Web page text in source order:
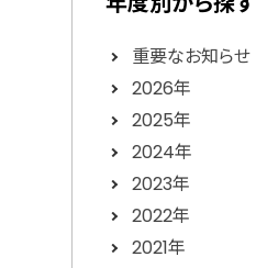
重要なお知らせ
2026年
2025年
2024年
2023年
2022年
2021年